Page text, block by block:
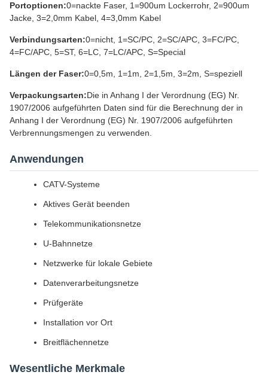
Portoptionen:0=nackte Faser, 1=900um Lockerrohr, 2=900um
Jacke, 3=2,0mm Kabel, 4=3,0mm Kabel
Verbindungsarten:0=nicht, 1=SC/PC, 2=SC/APC, 3=FC/PC,
4=FC/APC, 5=ST, 6=LC, 7=LC/APC, S=Special
Längen der Faser:0=0,5m, 1=1m, 2=1,5m, 3=2m, S=speziell
Verpackungsarten:Die in Anhang I der Verordnung (EG) Nr.
1907/2006 aufgeführten Daten sind für die Berechnung der in
Anhang I der Verordnung (EG) Nr. 1907/2006 aufgeführten
Verbrennungsmengen zu verwenden.
Anwendungen
CATV-Systeme
Aktives Gerät beenden
Telekommunikationsnetze
U-Bahnnetze
Netzwerke für lokale Gebiete
Datenverarbeitungsnetze
Prüfgeräte
Installation vor Ort
Breitflächennetze
Wesentliche Merkmale